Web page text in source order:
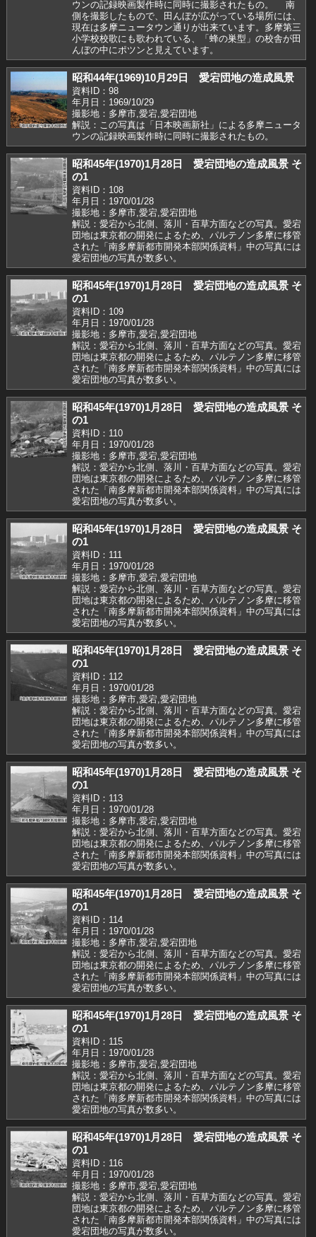
ウンの記録映画製作時に同時に撮影されたもの。 南
側を撮影したもので、田んぼが広がっている場所には、
現在は多摩ニュータウン通りが出来ています。多摩第三
小学校校歌にも歌われている、「蜂の巣型」の校舎が田
んぼの中にポツンと見えています。
昭和44年(1969)10月29日 愛宕団地の造成風景
資料ID：98
年月日：1969/10/29
撮影地：多摩市,愛宕,愛宕団地
解説：この写真は「日本映画新社」による多摩ニュータ
ウンの記録映画製作時に同時に撮影されたもの。
昭和45年(1970)1月28日 愛宕団地の造成風景 そ
の1
資料ID：108
年月日：1970/01/28
撮影地：多摩市,愛宕,愛宕団地
解説：愛宕から北側、落川・百草方面などの写真。愛宕
団地は東京都の開発によるため、パルテノン多摩に移管
された「南多摩新都市開発本部関係資料」中の写真には
愛宕団地の写真が数多い。
昭和45年(1970)1月28日 愛宕団地の造成風景 そ
の1
資料ID：109
年月日：1970/01/28
撮影地：多摩市,愛宕,愛宕団地
解説：愛宕から北側、落川・百草方面などの写真。愛宕
団地は東京都の開発によるため、パルテノン多摩に移管
された「南多摩新都市開発本部関係資料」中の写真には
愛宕団地の写真が数多い。
昭和45年(1970)1月28日 愛宕団地の造成風景 そ
の1
資料ID：110
年月日：1970/01/28
撮影地：多摩市,愛宕,愛宕団地
解説：愛宕から北側、落川・百草方面などの写真。愛宕
団地は東京都の開発によるため、パルテノン多摩に移管
された「南多摩新都市開発本部関係資料」中の写真には
愛宕団地の写真が数多い。
昭和45年(1970)1月28日 愛宕団地の造成風景 そ
の1
資料ID：111
年月日：1970/01/28
撮影地：多摩市,愛宕,愛宕団地
解説：愛宕から北側、落川・百草方面などの写真。愛宕
団地は東京都の開発によるため、パルテノン多摩に移管
された「南多摩新都市開発本部関係資料」中の写真には
愛宕団地の写真が数多い。
昭和45年(1970)1月28日 愛宕団地の造成風景 そ
の1
資料ID：112
年月日：1970/01/28
撮影地：多摩市,愛宕,愛宕団地
解説：愛宕から北側、落川・百草方面などの写真。愛宕
団地は東京都の開発によるため、パルテノン多摩に移管
された「南多摩新都市開発本部関係資料」中の写真には
愛宕団地の写真が数多い。
昭和45年(1970)1月28日 愛宕団地の造成風景 そ
の1
資料ID：113
年月日：1970/01/28
撮影地：多摩市,愛宕,愛宕団地
解説：愛宕から北側、落川・百草方面などの写真。愛宕
団地は東京都の開発によるため、パルテノン多摩に移管
された「南多摩新都市開発本部関係資料」中の写真には
愛宕団地の写真が数多い。
昭和45年(1970)1月28日 愛宕団地の造成風景 そ
の1
資料ID：114
年月日：1970/01/28
撮影地：多摩市,愛宕,愛宕団地
解説：愛宕から北側、落川・百草方面などの写真。愛宕
団地は東京都の開発によるため、パルテノン多摩に移管
された「南多摩新都市開発本部関係資料」中の写真には
愛宕団地の写真が数多い。
昭和45年(1970)1月28日 愛宕団地の造成風景 そ
の1
資料ID：115
年月日：1970/01/28
撮影地：多摩市,愛宕,愛宕団地
解説：愛宕から北側、落川・百草方面などの写真。愛宕
団地は東京都の開発によるため、パルテノン多摩に移管
された「南多摩新都市開発本部関係資料」中の写真には
愛宕団地の写真が数多い。
昭和45年(1970)1月28日 愛宕団地の造成風景 そ
の1
資料ID：116
年月日：1970/01/28
撮影地：多摩市,愛宕,愛宕団地
解説：愛宕から北側、落川・百草方面などの写真。愛宕
団地は東京都の開発によるため、パルテノン多摩に移管
された「南多摩新都市開発本部関係資料」中の写真には
愛宕団地の写真が数多い。